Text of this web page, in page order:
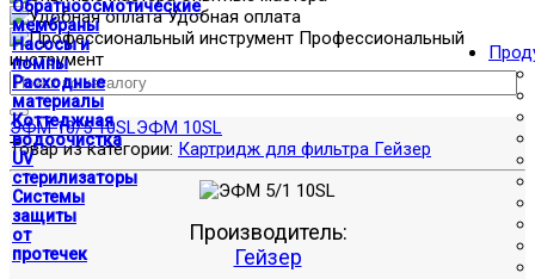
Обратноосмотические
мембраны
Насосы и
помпы
Расходные
материалы
Коттеджная
водоочистка
UV
стерилизаторы
Системы
защиты
от
протечек
Удобная оплата
Профессиональный
инструмент
ЭФМ 10/5 10SLЭФМ 10SL
Товар из категории: Картридж для фильтра Гейзер
Производитель:
Гейзер